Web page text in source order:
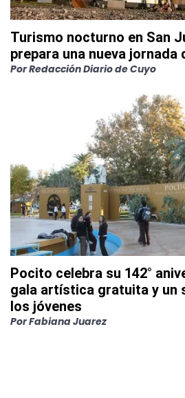
Turismo nocturno en San
prepara una nueva
PorRedacción Diario de Cuyo
Pocito celebra su 142°
gala artística gratuita y un
los jóvenes
PorFabiana Juarez